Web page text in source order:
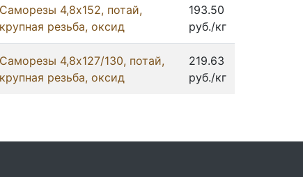
Саморезы 4,8х152, потай,
крупная резьба, оксид
193.50
руб./кг
Саморезы 4,8х127/130, потай,
крупная резьба, оксид
219.63
руб./кг